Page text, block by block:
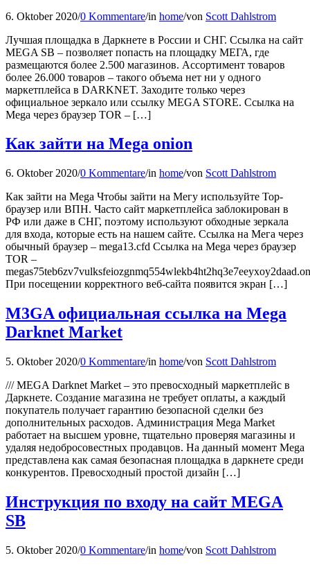
6. Oktober 2020/0 Kommentare/in home/von Scott Dahlstrom
Лучшая площадка в Даркнете в России и СНГ. Ссылка на сайт
MEGA SB – позволяет попасть на площадку МЕГА, где
размещаются более 2.500 магазинов. Ассортимент товаров
более 26.000 товаров – такого объема нет ни у одного
маркетплейса в DARKNET. Заходите только через
официальное зеркало или ссылку MEGA STORE. Ссылка на
Mega через браузер TOR – […]
Как зайти на Mega onion
6. Oktober 2020/0 Kommentare/in home/von Scott Dahlstrom
Как зайти на Mega Чтобы зайти на Мегу используйте Тор-
браузер или ВПН. Часто сайт маркетплейса заблокирован в
РФ или даже в СНГ, поэтому используют обходные зеркала
для входа, которые есть на нашем сайте. Ссылка на Мега через
обычный браузер – mega13.cfd Ссылка на Mega через браузер
TOR –
При посещении корректного веб-сайта появится экран […]
M3GA официальная ссылка на Mega
Darknet Market
5. Oktober 2020/0 Kommentare/in home/von Scott Dahlstrom
/// MEGA Darknet Market – это превосходный маркетплейс в
Даркнете. Создание магазина не требует оплаты, а каждый
покупатель получает гарантию безопасной сделки без
дополнительных расходов. Администрация Mega Market
работает на высшем уровне, тщательно проверяя магазины и
удаляя недобросовестных продавцов. На данный момент Mega
представлена как самая безопасная площадка в даркнете среди
конкурентов. Превосходный простой дизайн […]
Инструкция по входу на сайт MEGA
SB
5. Oktober 2020/0 Kommentare/in home/von Scott Dahlstrom